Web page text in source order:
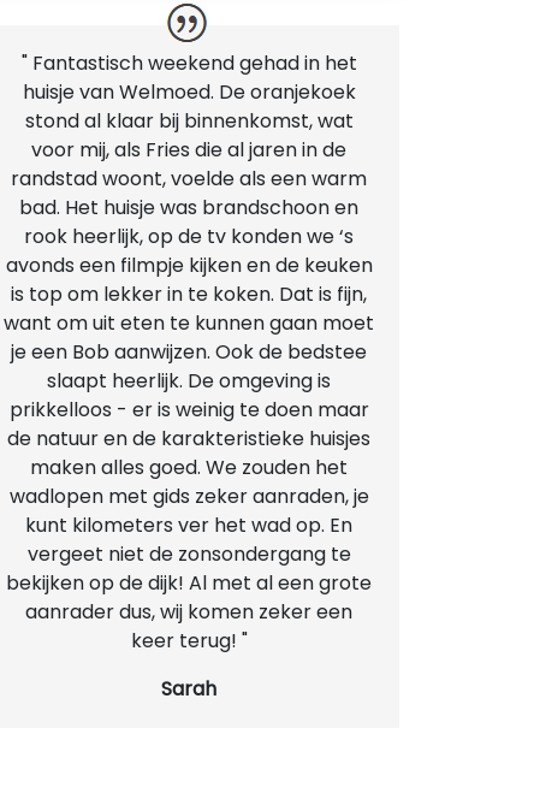
" Fantastisch weekend gehad in het
huisje van Welmoed. De oranjekoek
stond al klaar bij binnenkomst, wat
voor mij, als Fries die al jaren in de
randstad woont, voelde als een warm
bad. Het huisje was brandschoon en
rook heerlijk, op de tv konden we ‘s
avonds een filmpje kijken en de keuken
is top om lekker in te koken. Dat is fijn,
want om uit eten te kunnen gaan moet
je een Bob aanwijzen. Ook de bedstee
slaapt heerlijk. De omgeving is
prikkelloos - er is weinig te doen maar
de natuur en de karakteristieke huisjes
maken alles goed. We zouden het
wadlopen met gids zeker aanraden, je
kunt kilometers ver het wad op. En
vergeet niet de zonsondergang te
bekijken op de dijk! Al met al een grote
aanrader dus, wij komen zeker een
keer terug! "
Sarah